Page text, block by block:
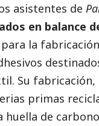
asistentes de
en balance
la
Su fabricación,
primas
de